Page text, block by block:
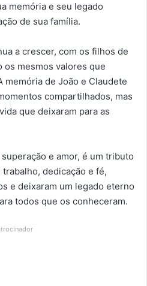
memória e seu legado
de sua família.
a crescer, com os filhos de
os mesmos valores que
memória de João e Claudete
compartilhados, mas
que deixaram para as
e amor, é um tributo
dedicação e fé,
e deixaram um legado eterno
todos que os conheceram.